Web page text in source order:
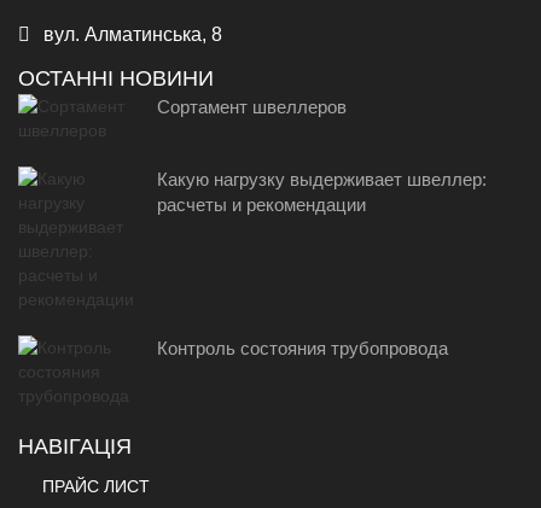
вул. Алматинська, 8
ОСТАННІ НОВИНИ
Сортамент швеллеров
Какую нагрузку выдерживает швеллер:
расчеты и рекомендации
Контроль состояния трубопровода
НАВІГАЦІЯ
ПРАЙС ЛИСТ